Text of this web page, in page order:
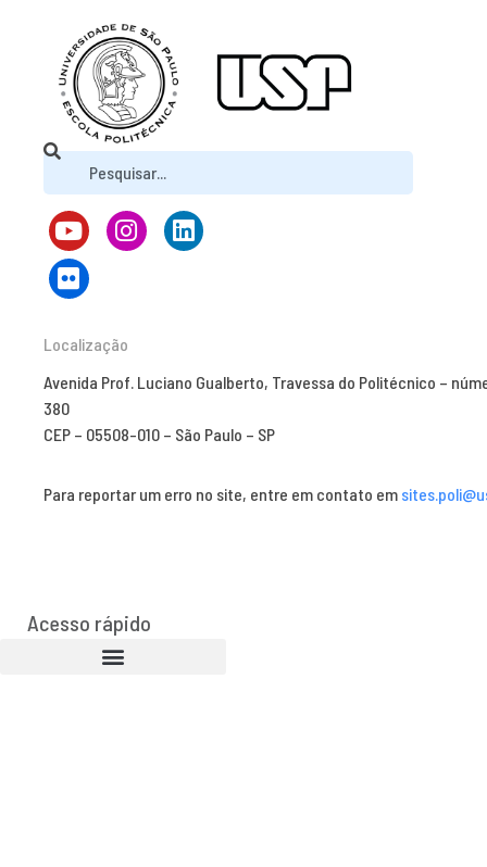
Localização
Avenida Prof. Luciano Gualberto, Travessa do Politécnico –
380
CEP – 05508-010 – São Paulo – SP
Para reportar um erro no site, entre em contato em
Acesso rápido